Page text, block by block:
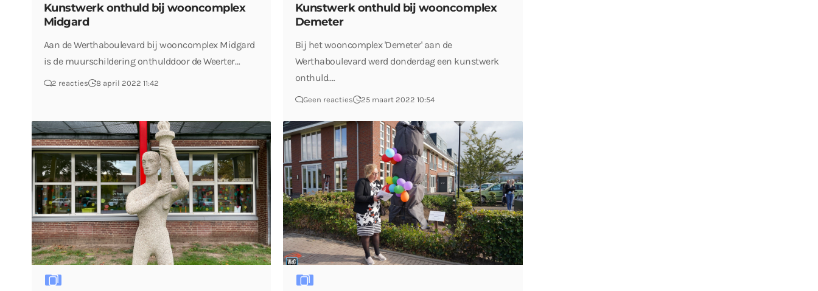
Kunstwerk onthuld bij wooncomplex
Midgard
Aan de Werthaboulevard bij wooncomplex Midgard
is de muurschildering onthulddoor de Weerter…
2 reacties 8 april 2022 11:42
Kunstwerk onthuld bij wooncomplex
Demeter
Bij het wooncomplex 'Demeter' aan de
Werthaboulevard werd donderdag een kunstwerk
onthuld.…
Geen reacties 25 maart 2022 10:54